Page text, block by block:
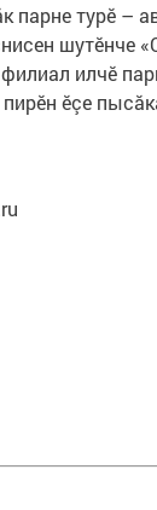
парне турӗ –
шутӗнче
илчӗ
ӗçе